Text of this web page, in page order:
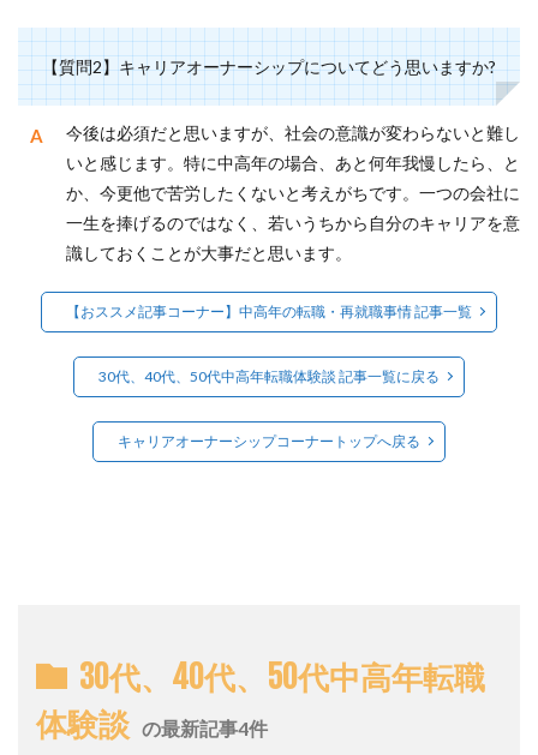
【質問2】キャリアオーナーシップについてどう思いますか?
今後は必須だと思いますが、社会の意識が変わらないと難し
いと感じます。特に中高年の場合、あと何年我慢したら、と
か、今更他で苦労したくないと考えがちです。一つの会社に
一生を捧げるのではなく、若いうちから自分のキャリアを意
識しておくことが大事だと思います。
【おススメ記事コーナー】中高年の転職・再就職事情 記事一覧
30代、40代、50代中高年転職体験談 記事一覧に戻る
キャリアオーナーシップコーナートップへ戻る
30代、40代、50代中高年転職
体験談 の最新記事4件